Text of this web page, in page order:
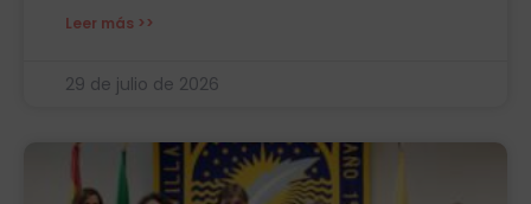
Leer más >>
29 de julio de 2026